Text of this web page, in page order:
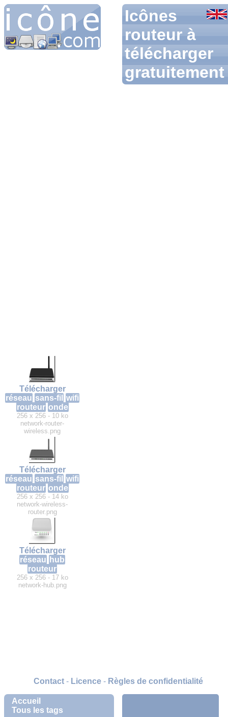
Accueil
Tous les tags
Icônes
routeur à
télécharger
gratuitement
Télécharger
réseau sans-fil wifi
routeur onde
256 x 256 - 10 ko
network-router-
wireless.png
Télécharger
réseau sans-fil wifi
routeur onde
256 x 256 - 14 ko
network-wireless-
router.png
Télécharger
réseau hub
routeur
256 x 256 - 17 ko
network-hub.png
Contact- Licence- Règles de confidentialité